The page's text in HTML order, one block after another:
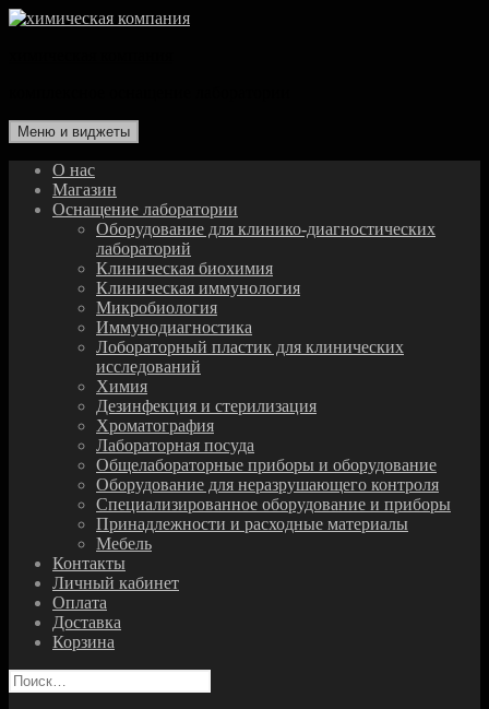
Перейти
Меню и виджеты
О нас
Магазин
Оснащение лаборатории
Оборудование для клинико-диагностических
лабораторий
Клиническая биохимия
Клиническая иммунология
Микробиология
Иммунодиагностика
Лобораторный пластик для клинических
исследований
Химия
Дезинфекция и стерилизация
Хроматография
Лабораторная посуда
Общелабораторные приборы и оборудование
Оборудование для неразрушающего контроля
Специализированное оборудование и приборы
Принадлежности и расходные материалы
Мебель
Контакты
Личный кабинет
Оплата
Доставка
Корзина
Найти: